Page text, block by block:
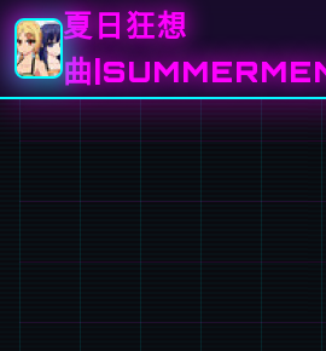
夏日狂想
曲